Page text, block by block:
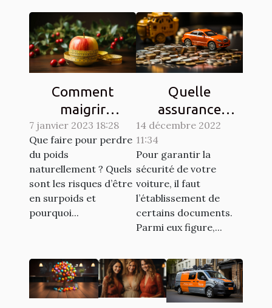
Comment
maigrir
naturellement ?
7 janvier 2023 18:28
Que faire pour perdre
du poids
naturellement ? Quels
sont les risques d’être
en surpoids et
pourquoi...
Quelle
assurance
choisir pour son
14 décembre 2022
11:34
Pour garantir la
sécurité de votre
voiture, il faut
l’établissement de
certains documents.
Parmi eux figure,...